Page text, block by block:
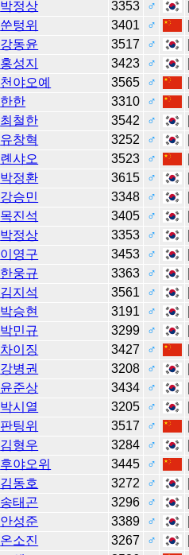
박정상 3353 ♂
쑨텅위 3401 ♂
강동윤 3517 ♂
홍성지 3423 ♂
천야오예 3565 ♂
한한 3310 ♂
최철한 3542 ♂
유창혁 3252 ♂
롄샤오 3523 ♂
박정환 3615 ♂
강승민 3348 ♂
목진석 3405 ♂
박정상 3353 ♂
이영구 3453 ♂
한웅규 3363 ♂
김지석 3561 ♂
박승현 3191 ♂
박민규 3299 ♂
차이징 3427 ♂
강병권 3208 ♂
윤준상 3434 ♂
박시열 3205 ♂
판팅위 3517 ♂
김형우 3284 ♂
후야오위 3445 ♂
김동호 3272 ♂
송태곤 3296 ♂
안성준 3389 ♂
온소진 3267 ♂